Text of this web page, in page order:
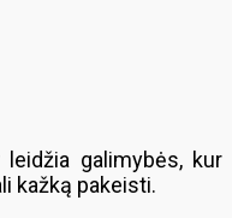
galimybės, kur
kažką pakeisti.